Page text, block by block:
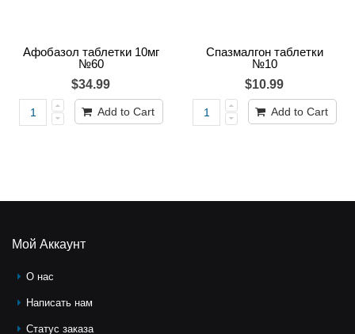
Афобазол таблетки 10мг
№60
$34.99
Add to Cart
Спазмалгон таблетки
№10
$10.99
Add to Cart
Мой Аккаунт
О нас
Написать нам
Статус заказа